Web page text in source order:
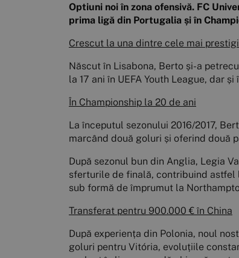
Optiuni noi în zona ofensivă. FC
prima ligă din Portugalia și în
Crescut la una dintre cele mai
Născut în Lisabona, Berto și-a
la 17 ani în UEFA Youth League, dar
În Championship la 20 de ani
La începutul sezonului 2016/2017,
marcând două goluri și oferind două
După sezonul bun din Anglia, Legia
sferturile de finală, contribuind astfel
sub formă de împrumut la
Transferat pentru 900.000 € în China
După experiența din Polonia, noul
goluri pentru Vitória, evoluțiile